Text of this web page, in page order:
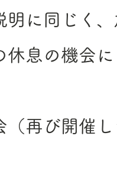
明に同じく
休息の機会
（再び開催